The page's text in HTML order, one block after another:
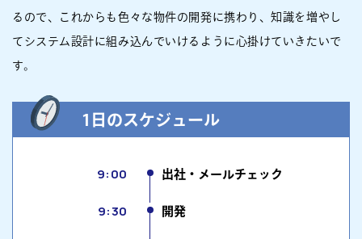
るので、これからも色々な物件の開発に携わり、知識を増やし
てシステム設計に組み込んでいけるように心掛けていきたいで
す。
1日のスケジュール
9:00 出社・メールチェック
9:30 開発